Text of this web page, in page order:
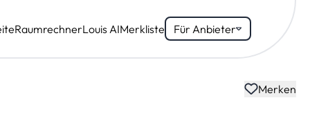
RaumrechnerLouis AIMerkliste Für Anbieter
Merken